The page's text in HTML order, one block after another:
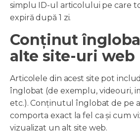
simplu ID-ul articolului pe care
expiră după 1 zi.
Conținut
alte site-uri web
Articolele din acest site pot
înglobat (de exemplu, videouri,
etc.). Conținutul înglobat de pe
comporta exact la fel ca și cum
vizualizat un alt site web.